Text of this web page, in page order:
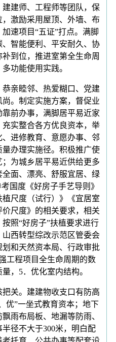
建师、工程师等团队，保
激励采用屋顶、外墙、布
速项目“五证”打点。满脚
智能便利、平安耐久、协
到位，推进室第全生命周
功能使用实践。
亲睦邻、热爱糊口、党建
。制定实施方案，督促业
前办事，满脚居平易近家
实整合各方优良资本，举
进修教育、意愿办事、邻
办理实施径。积极推广使
为城乡居平易近供给更多
面、漂亮、舒服宜居、绿
国度《好房子手艺导则》
尺度（试行）》《宜居室
尺度》的相关要求，相关
照“好房子”扶植要求进行
西转型综改示范区管委会
和天然资本局、行政审批
工程项目全生命周期的数
，5．优化室内结构。
关。建建物收支口有防高
优”一坐式教育资本；地下
雨布局板、地漏等防雨、
径不大于300米，明白配